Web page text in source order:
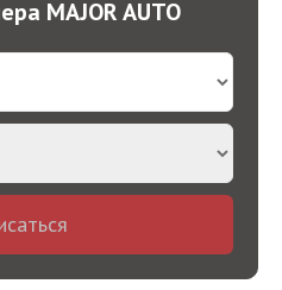
MAJOR AUTO